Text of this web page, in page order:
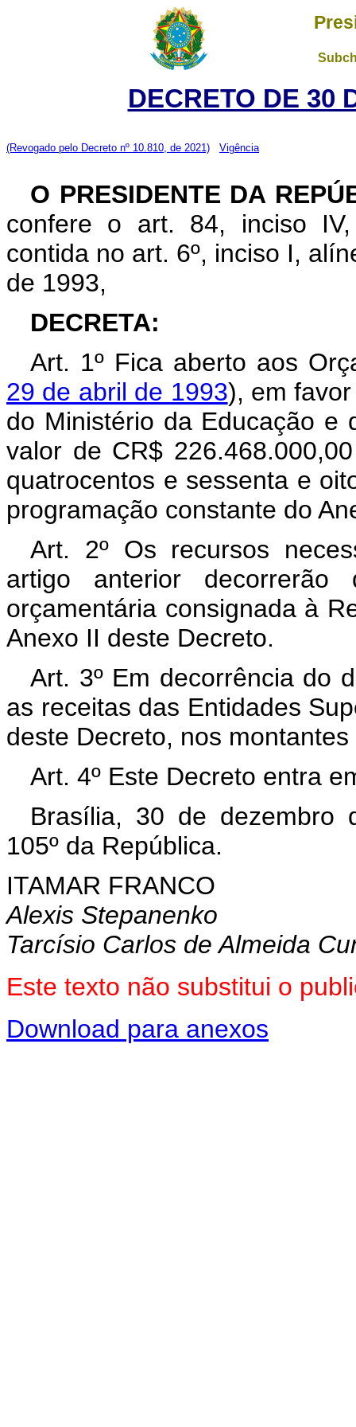
DECRETO DE 30
(Revogado pelo Decreto nº 10.810, de 2021) Vigência
O PRESIDENTE DA
confere o art. 84, inciso
contida no art. 6º, inciso I,
de 1993,
DECRETA:
Art. 1º Fica aberto aos
29 de abril de 1993), em
do Ministério da Educação e
valor de CR$
quatrocentos e sessenta e
programação constante do
Art. 2º Os recursos
artigo anterior
orçamentária consignada à
Anexo II deste Decreto.
Art. 3º Em decorrência do
as receitas das Entidades
deste Decreto, nos
Art. 4º Este Decreto entra
Brasília, 30 de dezembro
105º da República.
ITAMAR FRANCO
Alexis Stepanenko
Tarcísio Carlos de Almeida
Este texto não substitui o
Download para anexos